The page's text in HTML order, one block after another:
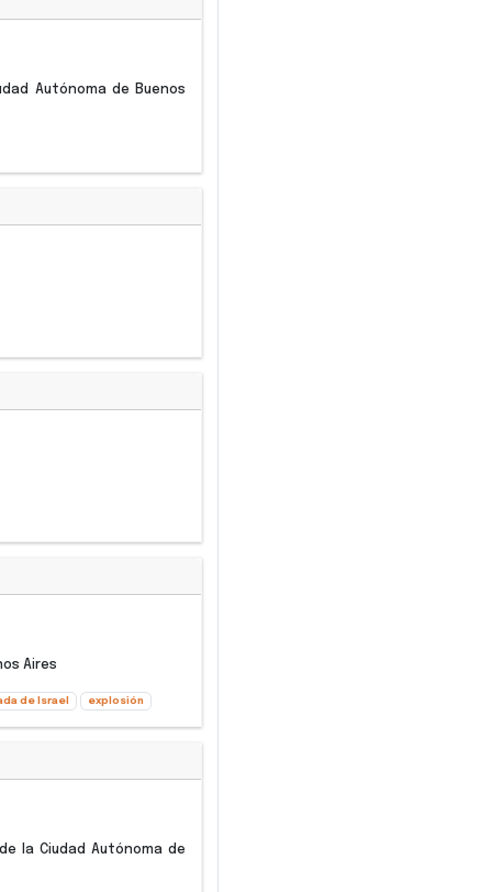
Autónoma de Buenos
Aires
de Israel explosión
la Ciudad Autónoma de